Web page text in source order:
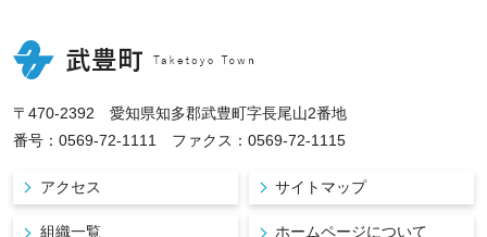
〒470-2392 愛知県知多郡武豊町字長尾山2番地
番号：0569-72-1111 ファクス：0569-72-1115
アクセス サイトマップ
組織一覧 ホームページについて